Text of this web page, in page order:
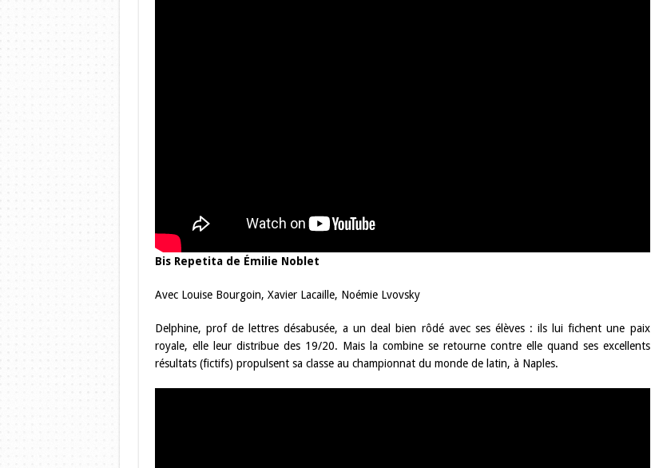
Bis Repetita de Émilie Noblet
Avec Louise Bourgoin, Xavier Lacaille, Noémie Lvovsky
Delphine, prof de lettres désabusée, a un deal bien rôdé avec ses élèves : ils lui fichent une paix
royale, elle leur distribue des 19/20. Mais la combine se retourne contre elle quand ses excellents
résultats (fictifs) propulsent sa classe au championnat du monde de latin, à Naples.